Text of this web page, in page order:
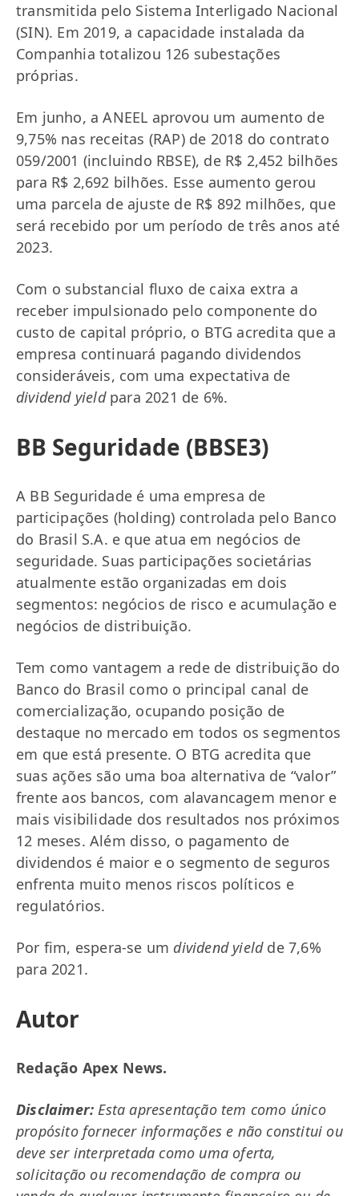
transmitida pelo Sistema Interligado Nacional
(SIN). Em 2019, a capacidade instalada da
Companhia totalizou 126 subestações
próprias.
Em junho, a ANEEL aprovou um aumento de
9,75% nas receitas (RAP) de 2018 do contrato
059/2001 (incluindo RBSE), de R$ 2,452 bilhões
para R$ 2,692 bilhões. Esse aumento gerou
uma parcela de ajuste de R$ 892 milhões, que
será recebido por um período de três anos até
2023.
Com o substancial fluxo de caixa extra a
receber impulsionado pelo componente do
custo de capital próprio, o BTG acredita que a
empresa continuará pagando dividendos
consideráveis, com uma expectativa de
dividend yieldpara 2021 de 6%.
BB Seguridade (BBSE3)
A BB Seguridade é uma empresa de
participações (holding) controlada pelo Banco
do Brasil S.A. e que atua em negócios de
seguridade. Suas participações societárias
atualmente estão organizadas em dois
segmentos: negócios de risco e acumulação e
negócios de distribuição.
Tem como vantagem a rede de distribuição do
Banco do Brasil como o principal canal de
comercialização, ocupando posição de
destaque no mercado em todos os segmentos
em que está presente. O BTG acredita que
suas ações são uma boa alternativa de “valor”
frente aos bancos, com alavancagem menor e
mais visibilidade dos resultados nos próximos
12 meses. Além disso, o pagamento de
dividendos é maior e o segmento de seguros
enfrenta muito menos riscos políticos e
regulatórios.
Por fim, espera-se um dividend yieldde 7,6%
para 2021.
Autor
Redação Apex News.
Disclaimer: Esta apresentação tem como único
propósito fornecer informações e não constitui ou
deve ser interpretada como uma oferta,
solicitação ou recomendação de compra ou